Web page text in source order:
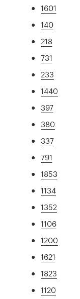
1601
140
218
731
233
1440
397
380
337
791
1853
1134
1352
1106
1200
1621
1823
1120